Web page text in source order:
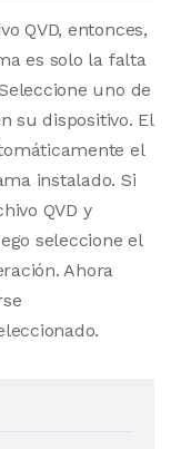
QVD, entonces,
es solo la falta
uno de
su dispositivo. El
el
instalado. Si
QVD y
seleccione el
Ahora